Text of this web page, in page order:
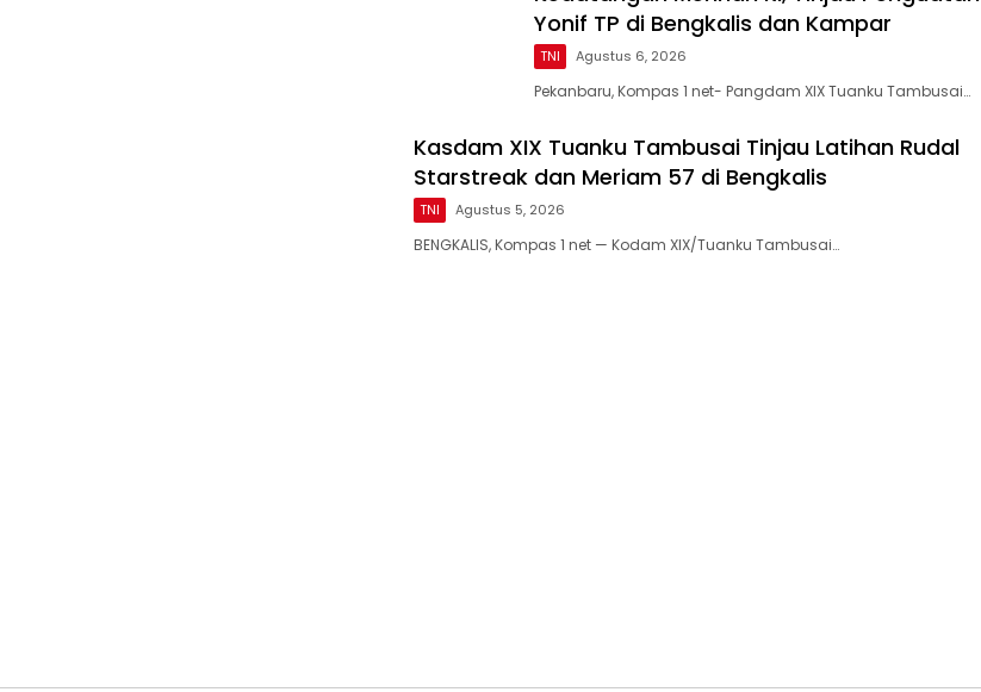
Yonif TP di Bengkalis dan Kampar
TNI Agustus 6, 2026
Pekanbaru, Kompas 1 net- Pangdam XIX Tuanku Tambusai…
Kasdam XIX Tuanku Tambusai Tinjau Latihan Rudal
Starstreak dan Meriam 57 di Bengkalis
TNI Agustus 5, 2026
BENGKALIS, Kompas 1 net — Kodam XIX/Tuanku Tambusai…